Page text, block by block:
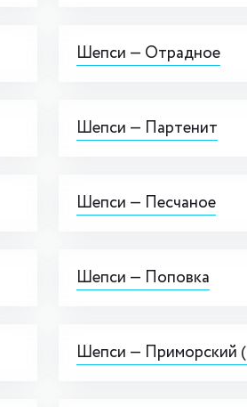
Шепси — Отрадное
Шепси — Партенит
Шепси — Песчаное
Шепси — Поповка
Шепси — Приморский